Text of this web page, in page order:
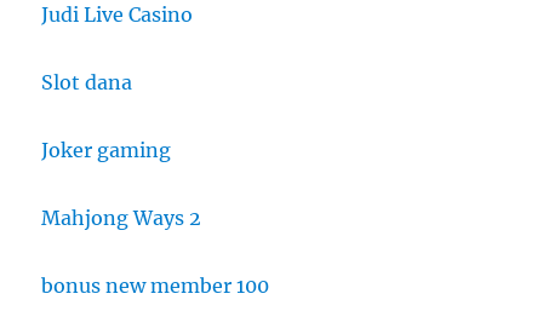
Judi Live Casino
Slot dana
Joker gaming
Mahjong Ways 2
bonus new member 100